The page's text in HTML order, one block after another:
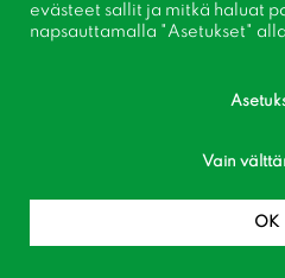
evästeet sallit ja mitkä haluat
napsauttamalla "Asetukset"
Vain
OK